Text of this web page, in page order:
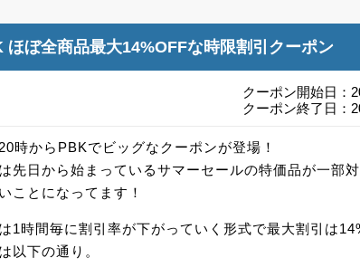
ほぼ全商品最大14%OFFな時限割引クーポン
クーポン開始日：
クーポン終了日：
時からPBKでビッグなクーポンが登場！
先日から始まっているサマーセールの特価品が一部
ことになってます！
1時間毎に割引率が下がっていく形式で最大割引は
以下の通り。